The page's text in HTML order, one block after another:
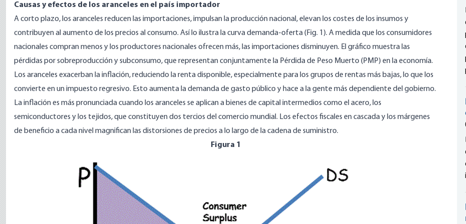
Causas y efectos de los aranceles en el país importador
A corto plazo, los aranceles reducen las importaciones, impulsan la producción nacional, elevan los costes de los insumos y
contribuyen al aumento de los precios al consumo. Así lo ilustra la curva demanda-oferta (Fig. 1). A medida que los consumidores
nacionales compran menos y los productores nacionales ofrecen más, las importaciones disminuyen. El gráfico muestra las
pérdidas por sobreproducción y subconsumo, que representan conjuntamente la Pérdida de Peso Muerto (PMP) en la economía.
Los aranceles exacerban la inflación, reduciendo la renta disponible, especialmente para los grupos de rentas más bajas, lo que los
convierte en un impuesto regresivo. Esto aumenta la demanda de gasto público y hace a la gente más dependiente del gobierno.
La inflación es más pronunciada cuando los aranceles se aplican a bienes de capital intermedios como el acero, los
semiconductores y los tejidos, que constituyen dos tercios del comercio mundial. Los efectos fiscales en cascada y los márgenes
de beneficio a cada nivel magnifican las distorsiones de precios a lo largo de la cadena de suministro.
Figura 1